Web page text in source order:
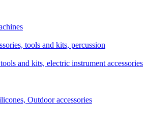
tools and kits, percussion
and kits, electric instrument accessories
Outdoor accessories